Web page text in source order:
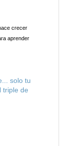
crecer
aprender
solo tu
triple de